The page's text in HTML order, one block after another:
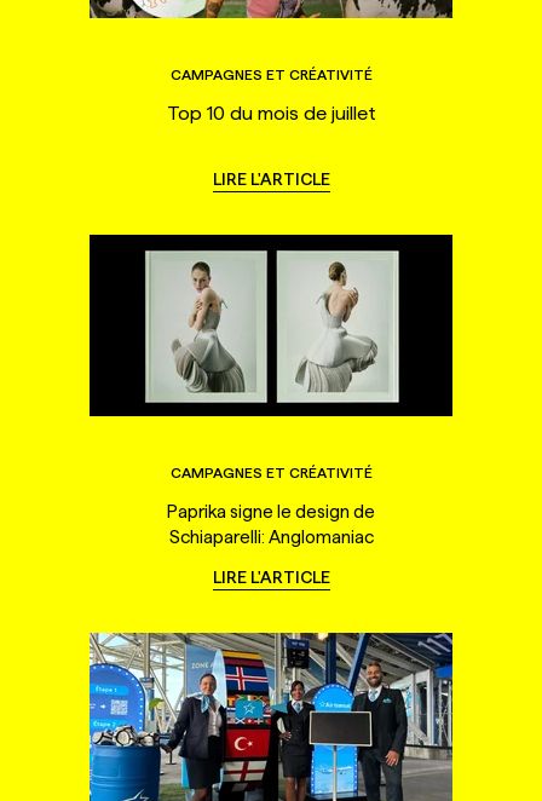
CAMPAGNES ET CRÉATIVITÉ
Top 10 du mois de juillet
LIRE L'ARTICLE
CAMPAGNES ET CRÉATIVITÉ
Paprika signe le design de
Schiaparelli: Anglomaniac
LIRE L'ARTICLE